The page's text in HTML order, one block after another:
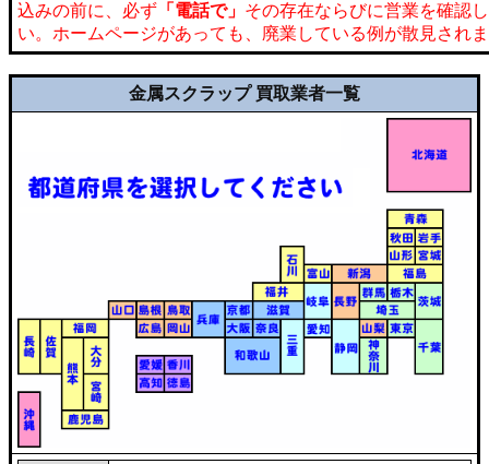
込みの前に、必ず 「電話で」 その存在ならびに営業を確認
い。ホームページがあっても、廃業している例が散見され
金属スクラップ 買取業者一覧